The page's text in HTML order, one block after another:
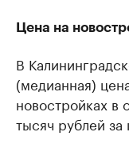
Цена на
В
(медианная)
новостройках в
тысяч рублей за